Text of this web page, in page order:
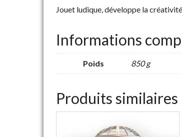
Jouet ludique, développe la
Informations
Poids 850 g
Produits similaires